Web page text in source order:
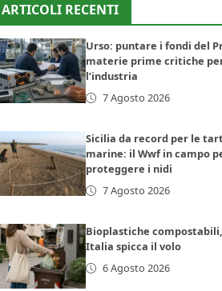
ARTICOLI RECENTI
Urso: puntare i fondi del
materie prime critiche
l’industria
7 Agosto 2026
Sicilia da record per le
marine: il Wwf in campo
proteggere i nidi
7 Agosto 2026
Bioplastiche
Italia spicca il volo
6 Agosto 2026